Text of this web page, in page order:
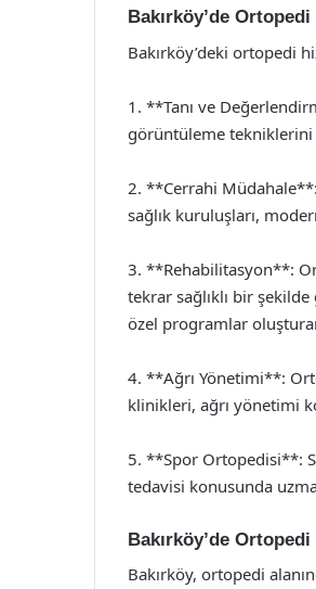
Bakırköy’de
Bakırköy’deki ortopedi
1. **Tanı ve
görüntüleme tekniklerini
2. **Cerrahi
sağlık kuruluşları,
3. **Rehabilitasyon**:
tekrar sağlıklı bir
özel programlar
4. **Ağrı Yönetimi**:
klinikleri, ağrı yönetimi
5. **Spor Ortopedisi**:
tedavisi konusunda
Bakırköy’de
Bakırköy, ortopedi